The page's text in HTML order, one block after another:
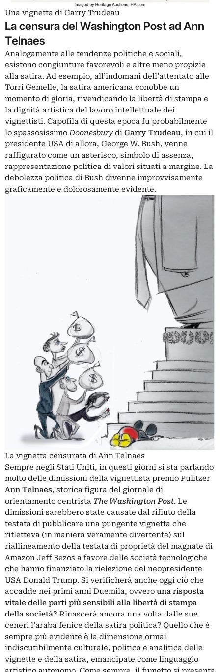
Una vignetta di Garry Trudeau
La censura del Washington Post ad Ann
Telnaes
Analogamente alle tendenze politiche e sociali,
esistono congiunture favorevoli e altre meno propizie
alla satira. Ad esempio, all’indomani dell’attentato alle
Torri Gemelle, la satira americana conobbe un
momento di gloria, rivendicando la libertà di stampa e
la dignità artistica del lavoro intellettuale dei
vignettisti. Capofila di questa epoca fu probabilmente
lo spassosissimoDoonesbury di Garry Trudeau, in cui il
presidente USA di allora, George W. Bush, venne
raffigurato come un asterisco, simbolo di assenza,
rappresentazione politica di valori situati a margine. La
debolezza politica di Bush divenne improvvisamente
graficamente e dolorosamente evidente.
La vignetta censurata di Ann Telnaes
Sempre negli Stati Uniti, in questi giorni si sta parlando
molto delle dimissioni della vignettista premio Pulitzer
Ann Telnaes, storica figura del giornale di
orientamento centrista The Washington Post. Le
dimissioni sarebbero state causate dal rifiuto della
testata di pubblicare una pungente vignetta che
rifletteva (in maniera veramente divertente) sul
riallineamento della testata di proprietà del magnate di
Amazon Jeff Bezos a favore delle società tecnologiche
che hanno finanziato la rielezione del neopresidente
USA Donald Trump. Si verificherà anche oggi ciò che
accadde nei primi anni Duemila, ovvero una risposta
vitale delle parti più sensibili alla libertà di stampa
della società? Rinascerà ancora una volta dalle sue
ceneri l’araba fenice della satira politica? Quello che è
sempre più evidente è la dimensione ormai
indiscutibilmente culturale, politica e analitica delle
vignette e della satira, emancipate come linguaggio